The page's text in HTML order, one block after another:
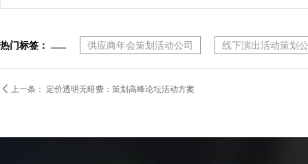
热门标签： 供应商年会策划活动公司 线下演出活动策划
 上一条： 定价透明无暗费：策划高峰论坛活动方案